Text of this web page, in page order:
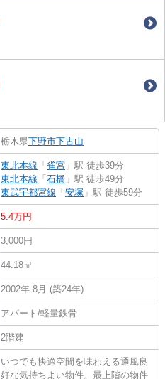
栃木県下野市下古山
東北本線 「 雀宮 」駅 徒歩39分
東北本線 「 石橋 」駅 徒歩49分
東武宇都宮線 「 安塚 」駅 徒歩59分
5.4万円
3,000円
44.18㎡
2002年 8月 (築24年)
アパート/軽量鉄骨
2階建
いつでも快適空間を味わえる通風良
好な気持ちよい物件。最上階の物件